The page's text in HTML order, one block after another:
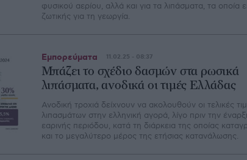
φυσικού αερίου, αλλά και για τα λιπάσματα, τα οποία
ζωτικής για τη γεωργία.
Εμπορεύματα 11.02.25 - 08:37
Μπάζει το σχέδιο δασμών στα ρωσικά
λιπάσματα, ανοδικά οι τιμές Ελλάδας
Ανοδική τροχιά δείχνουν να ακολουθούν οι τελικές
λιπασμάτων στην ελληνική αγορά, λίγο πριν την
εαρινής περιόδου, κατά τη διάρκεια της οποίας
και το μεγαλύτερο μέρος της ετήσιας κατανάλωσης.